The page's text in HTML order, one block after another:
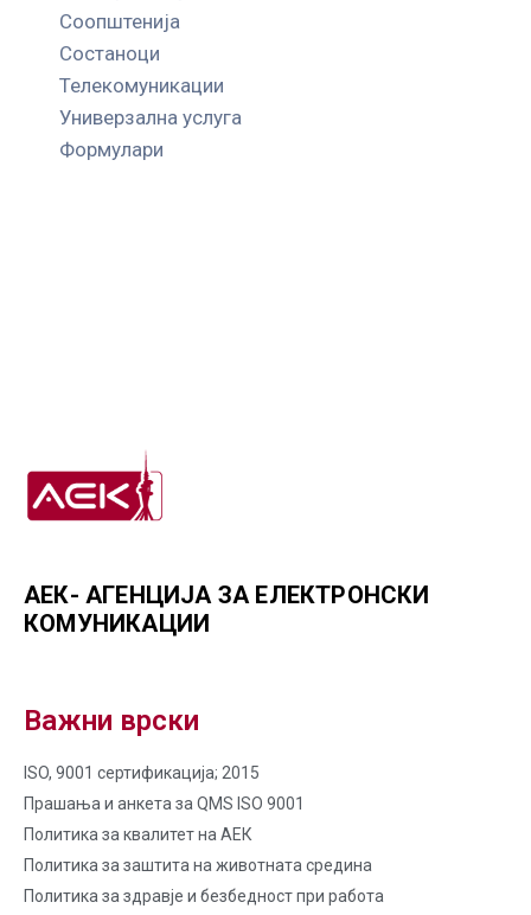
Соопштенија
Состаноци
Телекомуникации
Универзална услуга
Формулари
АЕК- АГЕНЦИЈА ЗА ЕЛЕКТРОНСКИ
КОМУНИКАЦИИ
Важни врски
ISO, 9001 сертификација; 2015
Прашања и анкета за QMS ISO 9001
Политика за квалитет на AЕК
Политика за заштита на животната средина
Политика за здравје и безбедност при работа